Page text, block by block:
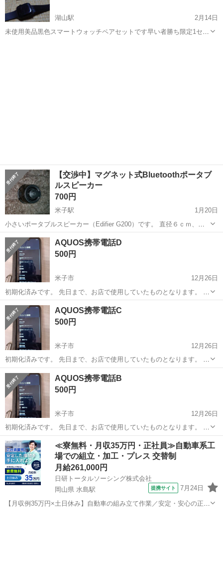
湖山駅
2月14日
未使用美品黒色スマートウォッチペアセットです早い者勝ち限定1セッ
【交渉中】マグネット式Bluetoothポータブ
ルスピーカー
700円
米子駅
1月20日
小さいポータブルスピーカー（Edifier G200）です。 直径６ｃｍ、高
さ４ｃｍ。 背面にはマグネットが付いています。 電源を入れると光る
し喋ります。 昔に4000円くらいで購入したのですが、1度だけ使用し
た...
鳥取 米子市 米子駅 その他
AQUOS携帯電話D
500円
米子市
12月26日
初期化済みです。 先日まで、お店で使用していたものとなります。 販
売場所： 地餐地笑 しゅん菜 販売期間： 1月6日(火) ～ 9日(金) 販売
時間： 午前9時 から 正午まで 販売内容： 椅子、厨房機器類、雑...
鳥取 米子市 その他 方法
AQUOS携帯電話C
500円
米子市
12月26日
初期化済みです。 先日まで、お店で使用していたものとなります。 販
売場所： 地餐地笑 しゅん菜 販売期間： 1月6日(火) ～ 9日(金) 販売
時間： 午前9時 から 正午まで 販売内容： 椅子、厨房機器類、雑...
鳥取 米子市 その他 方法
AQUOS携帯電話B
500円
米子市
12月26日
初期化済みです。 先日まで、お店で使用していたものとなります。 販
売場所： 地餐地笑 しゅん菜 販売期間： 1月6日(火) ～ 9日(金) 販売
時間： 午前9時 から 正午まで 販売内容： 椅子、厨房機器類、雑...
鳥取 米子市 その他 方法
≪寮無料・月収35万円・正社員≫自動車系工
場での組立・加工・プレス 交替制
月給261,000円
日研トータルソーシング株式会社
岡山県 水島駅
提携サイト 7月24日
【月収例35万円×土日休み】自動車の組み立て作業／安定・安心の正社